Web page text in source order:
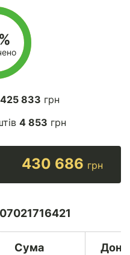
425 833 грн
4 853 грн
430 686 грн
Сума